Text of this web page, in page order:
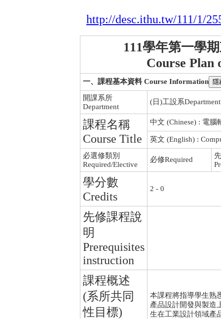
http://desc.ithu.tw/111/1/
111學年第一學
Course Plan
一、課程基本資料 Course Information
開課系所
Department
(日)工設系
課程名稱
Course Title
中文 (Chinese) : 電腦
英文 (English) :
必選修類別
Required/Elective
必修Required
學分數
Credits
2 - 0
先修課程說
明
Prerequisites
instruction
課程概述
(系所共同
性目標)
本課程將指導學生熟
產品設計開發與製造
生在工業設計領域產